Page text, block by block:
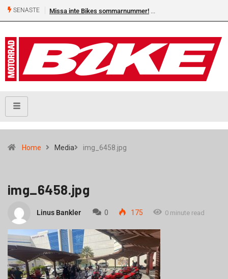
SENASTE Missa inte Bikes sommarnummer!
Home Media img_6458.jpg
img_6458.jpg
Linus Bankler 0 175 0 minute read